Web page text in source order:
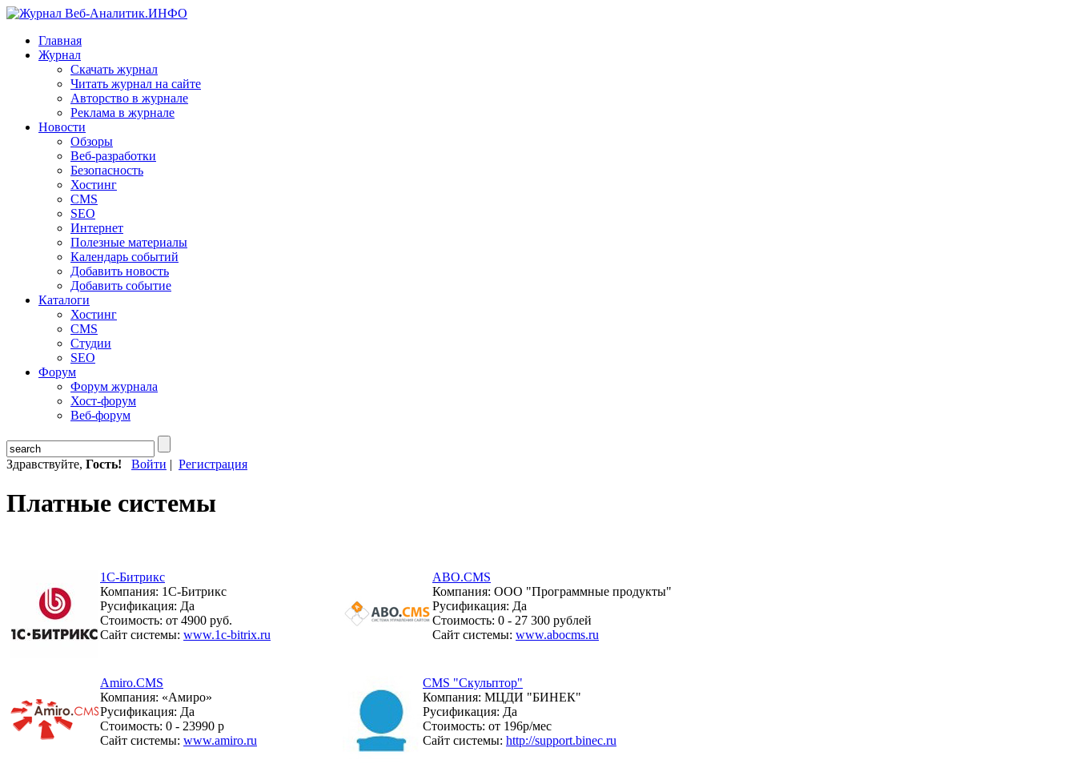
Главная
Журнал
Скачать журнал
Читать журнал на сайте
Авторство в журнале
Реклама в журнале
Новости
Обзоры
Веб-разработки
Безопасность
Хостинг
CMS
SEO
Интернет
Полезные материалы
Календарь событий
Добавить новость
Добавить событие
Каталоги
Хостинг
CMS
Студии
SEO
Форум
Форум журнала
Хост-форум
Веб-форум
Здравствуйте, Гость! Войти | Регистрация
Платные системы
1С-Битрикс
Компания: 1С-Битрикс
Русификация: Да
Стоимость: от 4900 руб.
Сайт системы: www.1c-bitrix.ru
ABO.CMS
Компания: ООО "Программные продукты"
Русификация: Да
Стоимость: 0 - 27 300 рублей
Сайт системы: www.abocms.ru
Amiro.CMS
Компания: «Амиро»
Русификация: Да
Стоимость: 0 - 23990 р
Сайт системы: www.amiro.ru
CMS "Скульптор"
Компания: МЦДИ "БИНЕК"
Русификация: Да
Стоимость: от 196р/мес
Сайт системы: http://support.binec.ru